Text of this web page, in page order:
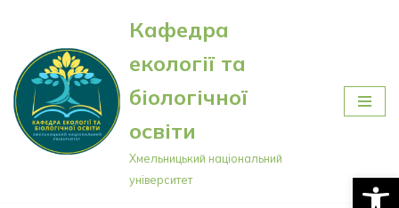
Перейти
до
вмісту
Кафедра
екології та
біологічної
освіти
Хмельницький національний
університет